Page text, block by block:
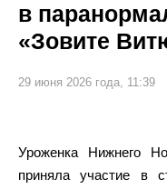
в
«Зовите
29 июня 2026 года, 11:39
Уроженка Нижнего
приняла участие в